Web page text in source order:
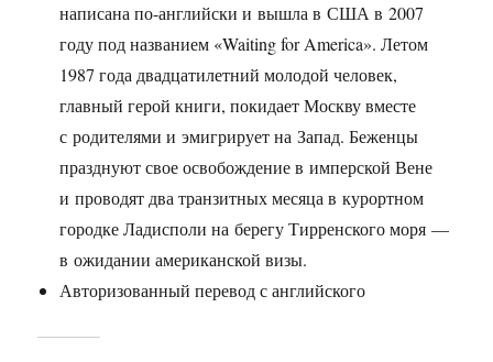
написана по-английски и вышла в США в 2007
году под названием «Waiting for America». Летом
1987 года двадцатилетний молодой человек,
главный герой книги, покидает Москву вместе
с родителями и эмигрирует на Запад. Беженцы
празднуют свое освобождение в имперской Вене
и проводят два транзитных месяца в курортном
городке Ладисполи на берегу Тирренского моря —
в ожидании американской визы.
Авторизованный перевод с английского